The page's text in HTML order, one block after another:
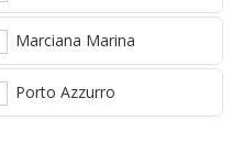
Marciana Marina
Porto Azzurro